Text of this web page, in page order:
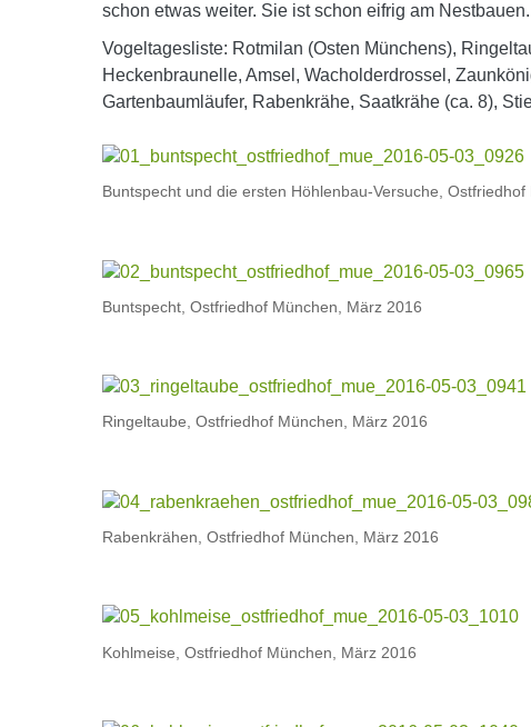
schon etwas weiter. Sie ist schon eifrig am Nestbauen.
Vogeltagesliste: Rotmilan (Osten Münchens),
Heckenbraunelle, Amsel, Wacholderdrossel,
Gartenbaumläufer, Rabenkrähe, Saatkrähe (ca. 8),
Buntspecht und die ersten Höhlenbau-Versuche,
Buntspecht, Ostfriedhof München, März 2016
Ringeltaube, Ostfriedhof München, März 2016
Rabenkrähen, Ostfriedhof München, März 2016
Kohlmeise, Ostfriedhof München, März 2016